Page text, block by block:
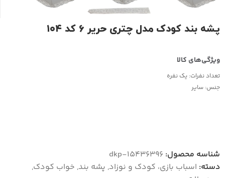
پشه بند کودک مدل چتری حریر ۶ کد ۱۰۴
تعداد نفرات: یک نفره
جنس: سایر
شناسه محصول: dkp-15436396
دسته: اسباب بازی، کودک و نوزاد, پشه بند, خواب کودک,